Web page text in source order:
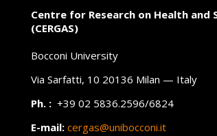
Centre for Research on Health and
(CERGAS)
Bocconi University
Via Sarfatti, 10 20136 Milan — Italy
Ph. : +39 02 5836.2596/6824
E-mail: cergas@unibocconi.it